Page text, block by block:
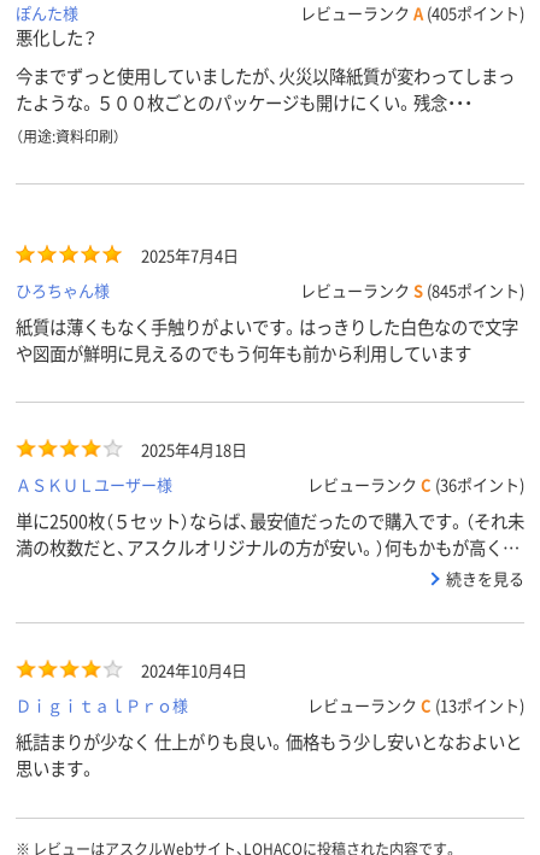
ぽんた様
レビューランク A (405ポイント)
悪化した？
今までずっと使用していましたが、火災以降紙質が変わってしまっ
たような。５００枚ごとのパッケージも開けにくい。残念・・・
（用途:資料印刷）
2025年7月4日
ひろちゃん様
レビューランク S (845ポイント)
紙質は薄くもなく手触りがよいです。はっきりした白色なので文字
や図面が鮮明に見えるのでもう何年も前から利用しています
2025年4月18日
ＡＳＫＵＬユーザー様
レビューランク C (36ポイント)
単に2500枚（５セット）ならば、最安値だったので購入です。（それ未
満の枚数だと、アスクルオリジナルの方が安い。）何もかもが高くな
続きを見る
2024年10月4日
ＤｉｇｉｔａｌＰｒｏ様
レビューランク C (13ポイント)
紙詰まりが少なく 仕上がりも良い。価格もう少し安いとなおよいと
思います。
※ レビューはアスクルWebサイト、LOHACOに投稿された内容です。